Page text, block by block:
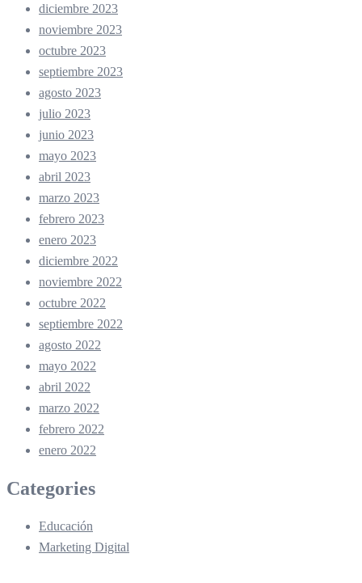
diciembre 2023
noviembre 2023
octubre 2023
septiembre 2023
agosto 2023
julio 2023
junio 2023
mayo 2023
abril 2023
marzo 2023
febrero 2023
enero 2023
diciembre 2022
noviembre 2022
octubre 2022
septiembre 2022
agosto 2022
mayo 2022
abril 2022
marzo 2022
febrero 2022
enero 2022
Categories
Educación
Marketing Digital